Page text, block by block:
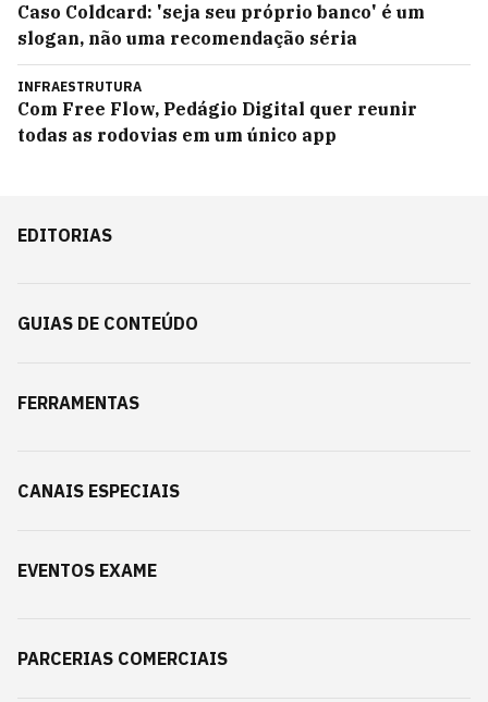
Caso Coldcard: 'seja seu próprio banco' é um
slogan, não uma recomendação séria
INFRAESTRUTURA
Com Free Flow, Pedágio Digital quer reunir
todas as rodovias em um único app
EDITORIAS
GUIAS DE CONTEÚDO
FERRAMENTAS
CANAIS ESPECIAIS
EVENTOS EXAME
PARCERIAS COMERCIAIS